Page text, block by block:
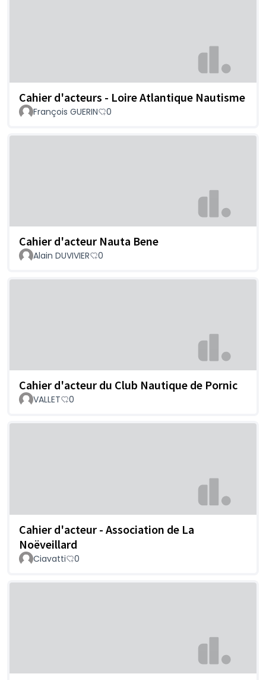
Cahier d'acteurs - Loire Atlantique Nautisme
François GUERIN 0
Cahier d'acteur Nauta Bene
Alain DUVIVIER 0
Cahier d'acteur du Club Nautique de Pornic
VALLET 0
Cahier d'acteur - Association de La
Noëveillard
Ciavatti 0